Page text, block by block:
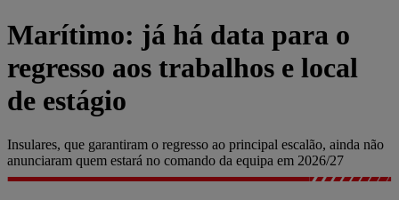
Marítimo: já há data para o
regresso aos trabalhos e local
de estágio
Insulares, que garantiram o regresso ao principal escalão, ainda não
anunciaram quem estará no comando da equipa em 2026/27